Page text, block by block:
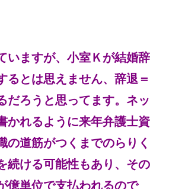
いますが、小室Ｋが結婚辞
るとは思えません、辞退＝
だろうと思ってます。ネッ
かれるように来年弁護士資
の道筋がつくまでのらりく
続ける可能性もあり、その
億単位で支払われるので